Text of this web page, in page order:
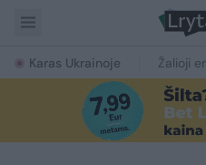
Karas Ukrainoje Žalioji